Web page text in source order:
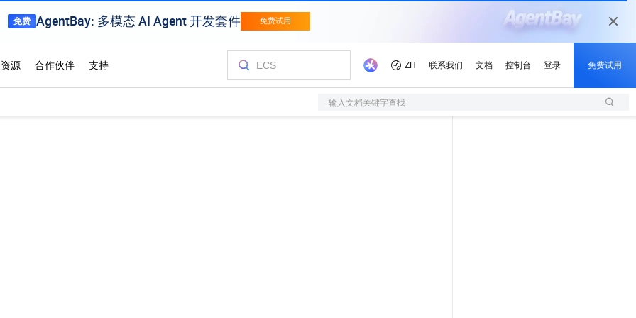
输入文档关键字查找